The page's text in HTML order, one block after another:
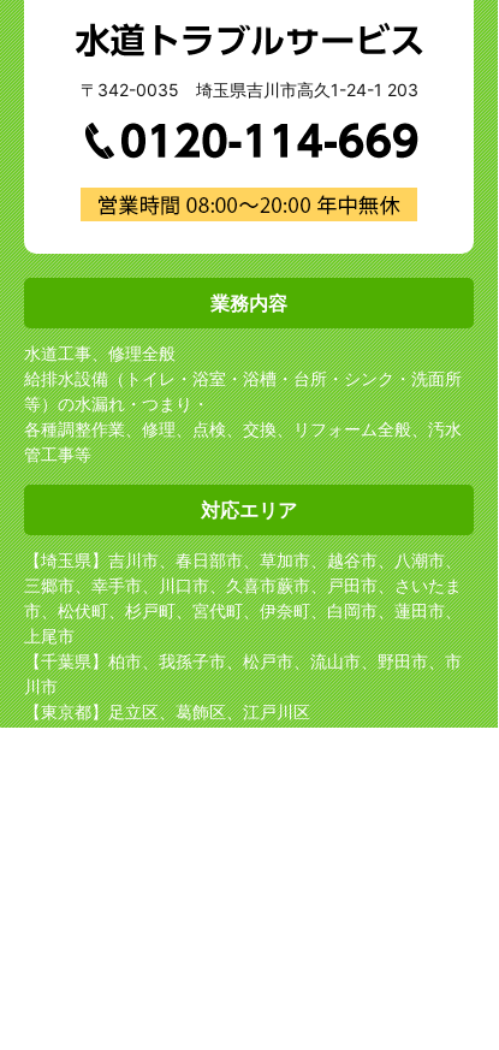
〒342-0035 埼玉県吉川市高久1-24-1 203
業務内容
水道工事、修理全般
給排水設備（トイレ・浴室・浴槽・台所・シンク・洗面所
等）の水漏れ・つまり・
各種調整作業、修理、点検、交換、リフォーム全般、汚水
管工事等
対応エリア
【埼玉県】吉川市、春日部市、草加市、越谷市、八潮市、
三郷市、幸手市、川口市、久喜市蕨市、戸田市、さいたま
市、松伏町、杉戸町、宮代町、伊奈町、白岡市、蓮田市、
上尾市
【千葉県】柏市、我孫子市、松戸市、流山市、野田市、市
川市
【東京都】足立区、葛飾区、江戸川区